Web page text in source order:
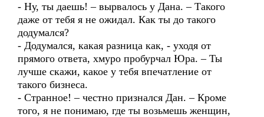
- Ну, ты даешь! – вырвалось у Дана. – Такого
даже от тебя я не ожидал. Как ты до такого
додумался?
- Додумался, какая разница как, - уходя от
прямого ответа, хмуро пробурчал Юра. – Ты
лучше скажи, какое у тебя впечатление от
такого бизнеса.
- Странное! – честно признался Дан. – Кроме
того, я не понимаю, где ты возьмешь женщин,